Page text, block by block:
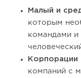
Малый и
которым
командами и
Корпорации
компаний с